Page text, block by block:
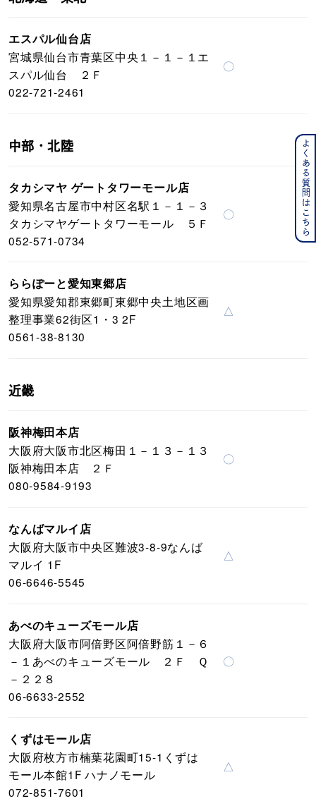
エスパル仙台店
宮城県仙台市青葉区中央１－１－１エ
スパル仙台 ２Ｆ
022-721-2461
〇
中部・北陸
タカシマヤ ゲートタワーモール店
愛知県名古屋市中村区名駅１－１－３
タカシマヤゲートタワーモール ５Ｆ
052-571-0734
〇
ららぽーと愛知東郷店
愛知県愛知郡東郷町東郷中央土地区画
整理事業62街区1・3 2F
0561-38-8130
△
近畿
阪神梅田本店
大阪府大阪市北区梅田１－１３－１３
阪神梅田本店 ２Ｆ
080-9584-9193
〇
なんばマルイ店
大阪府大阪市中央区難波3-8-9なんば
マルイ 1F
06-6646-5545
△
あべのキューズモール店
大阪府大阪市阿倍野区阿倍野筋１－６
－１あべのキューズモール ２Ｆ Ｑ
－２２８
06-6633-2552
〇
くずはモール店
大阪府枚方市楠葉花園町15-1くずは
モール本館1F ハナノモール
072-851-7601
△
よくある質問はこちら